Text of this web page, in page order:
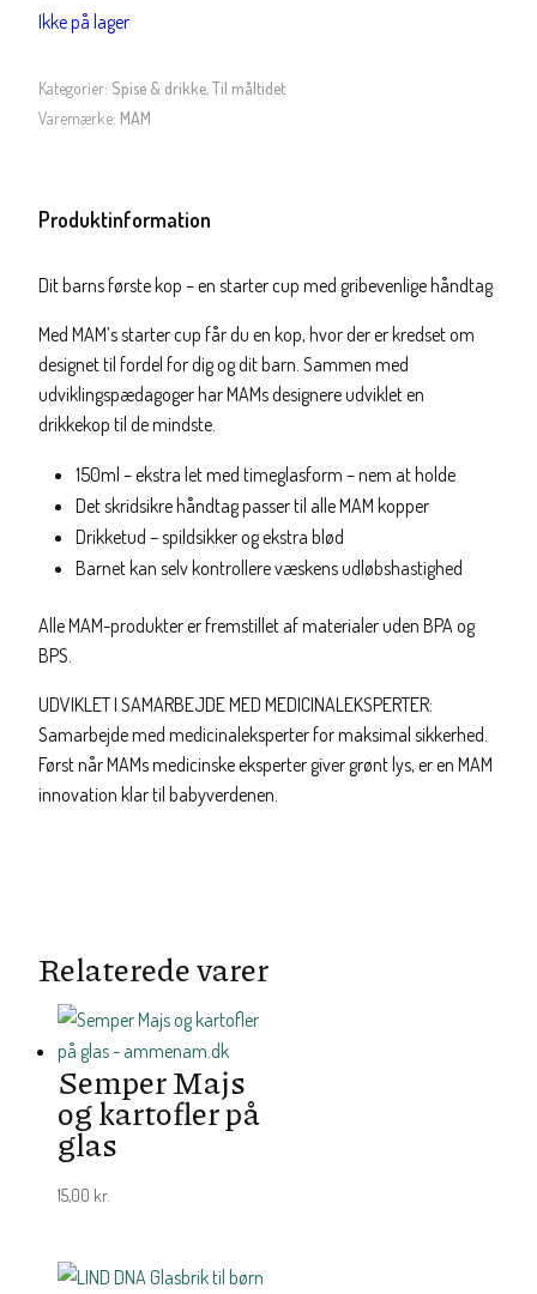
Ikke på lager
Kategorier: Spise & drikke,Til måltidet
Varemærke: MAM
Produktinformation
Dit barns første kop – en starter cup med gribevenlige håndtag
Med MAM’s starter cup får du en kop, hvor der er kredset om
designet til fordel for dig og dit barn. Sammen med
udviklingspædagoger har MAMs designere udviklet en
drikkekop til de mindste.
150ml – ekstra let med timeglasform – nem at holde
Det skridsikre håndtag passer til alle MAM kopper
Drikketud – spildsikker og ekstra blød
Barnet kan selv kontrollere væskens udløbshastighed
Alle MAM-produkter er fremstillet af materialer uden BPA og
BPS.
UDVIKLET I SAMARBEJDE MED MEDICINALEKSPERTER:
Samarbejde med medicinaleksperter for maksimal sikkerhed.
Først når MAMs medicinske eksperter giver grønt lys, er en MAM
innovation klar til babyverdenen.
Relaterede varer
Semper Majs
og kartofler på
glas
15,00 kr.